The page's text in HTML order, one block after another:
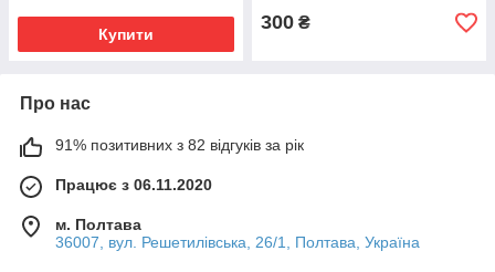
Купити
300 ₴
Про нас
91% позитивних з 82 відгуків за рік
Працює з 06.11.2020
м. Полтава
36007, вул. Решетилівська, 26/1, Полтава, Україна